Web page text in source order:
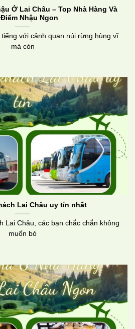
Ở Lai Châu – Top Nhà Hàng Và
Nhậu Ngon
với cảnh quan núi rừng hùng vĩ
mà còn
Lai Châu uy tín nhất
Lai Châu, các bạn chắc chắn không
muốn bỏ